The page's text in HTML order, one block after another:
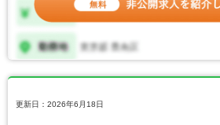
更新日：2026年6月18日